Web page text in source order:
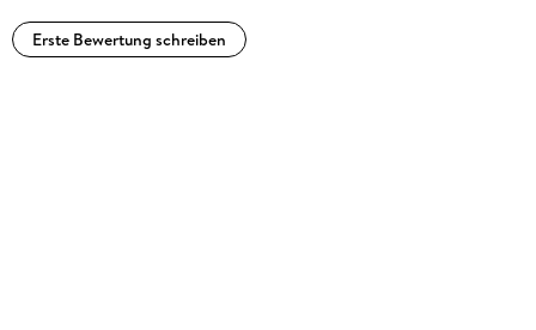
Erste Bewertung schreiben